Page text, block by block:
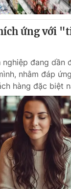
Podcast
Shorts
VTV Thể
Bất động
ứng với
nghiệp đang dần
nhằm đáp
hàng đặc biệt